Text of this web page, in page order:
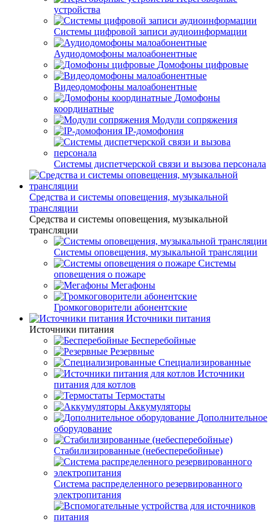
устройства
Системы цифровой записи аудиоинформации
Аудиодомофоны малоабонентные
Домофоны цифровые
Видеодомофоны малоабонентные
Домофоны
координатные
Модули сопряжения
IP-домофония
Системы диспетчерской связи и вызова персонала
Средства и системы оповещения, музыкальной
трансляции
Средства и системы оповещения, музыкальной
трансляции
Системы оповещения, музыкальной трансляции
Системы
оповещения о пожаре
Мегафоны
Громкоговорители абонентские
Источники питания
Источники питания
Бесперебойные
Резервные
Специализированные
Источники
питания для котлов
Термостаты
Аккумуляторы
Дополнительное
оборудование
Стабилизированные (небесперебойные)
Система распределенного резервированного
электропитания